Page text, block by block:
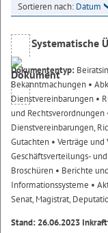
Sortieren nach: Datum
Systematische
Dokumententyp:
Bekanntmachungen •
Dienstvereinbarungen •
und Rechtsverordnungen
Dienstvereinbarungen,
Gutachten • Verträge
Geschäftsverteilungs-
Broschüren • Berichte
Informationssysteme •
Senat, Magistrat,
Stand: 26.06.2023